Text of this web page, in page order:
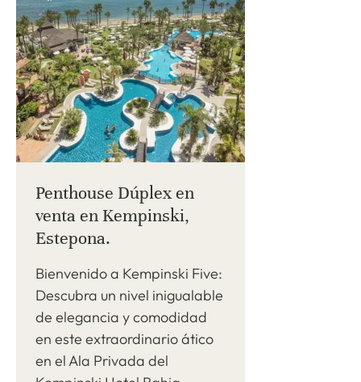
Penthouse Dúplex en
venta en Kempinski,
Estepona.
Bienvenido a Kempinski Five:
Descubra un nivel inigualable
de elegancia y comodidad
en este extraordinario ático
en el Ala Privada del